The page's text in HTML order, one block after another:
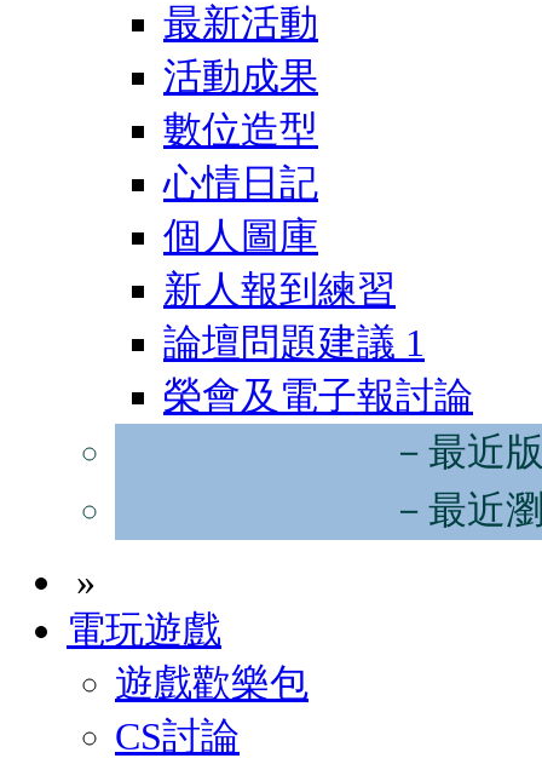
最新活動
活動成果
數位造型
心情日記
個人圖庫
新人報到練習
論壇問題建議 1
榮會及電子報討論
－最近
－最近
»
電玩遊戲
遊戲歡樂包
CS討論